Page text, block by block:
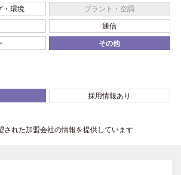
・環境 プラント・空調
通信
その他
採用情報あり
された加盟会社の情報を提供しています